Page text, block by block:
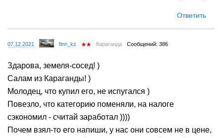
Ответить
07.12.2021 finn_kz Караганда Сообщений: 386
Здарова, земеля-сосед! )
Салам из Караганды! )
Молодец, что купил его, не испугался )
Повезло, что категорию поменяли, на налоге
сэкономил - считай заработал ))))
Почем взял-то его напиши, у нас они совсем не в цене,